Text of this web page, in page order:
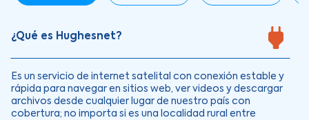
¿Qué es Hughesnet?
Es un servicio de internet satelital con conexión estable y
rápida para navegar en sitios web, ver videos y descargar
archivos desde cualquier lugar de nuestro país con
cobertura; no importa si es una localidad rural entre